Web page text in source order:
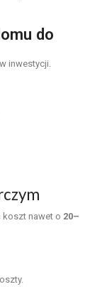
do
inwestycji.
koszt nawet o 20–